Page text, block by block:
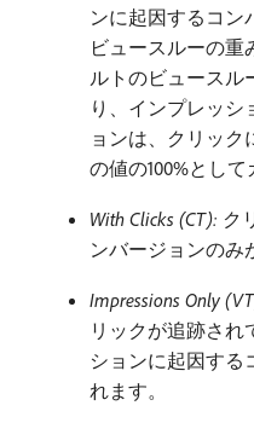
ンに起因するコン
ビュースルーの重
ルトのビュースル
り、インプレッシ
ョンは、クリッ
の値の100%として
With Clicks (CT): ク
ンバージョンのみ
Impressions Only
リックが追跡され
ションに起因する
れます。